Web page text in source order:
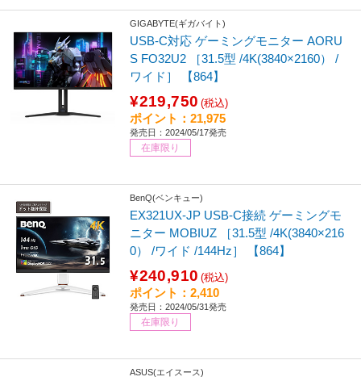
GIGABYTE(ギガバイト)
USB-C対応 ゲーミングモニター AORU
S FO32U2 ［31.5型 /4K(3840×2160） /
ワイド］ 【864】
¥219,750 (税込)
ポイント：21,975
発売日：2024/05/17発売
在庫限り
BenQ(ベンキュー)
EX321UX-JP USB-C接続 ゲーミングモ
ニター MOBIUZ ［31.5型 /4K(3840×216
0） /ワイド /144Hz］ 【864】
¥240,910 (税込)
ポイント：2,410
発売日：2024/05/31発売
在庫限り
ASUS(エイスース)